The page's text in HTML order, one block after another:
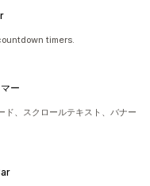
timers.
ー
ド、スクロールテキスト、バナー